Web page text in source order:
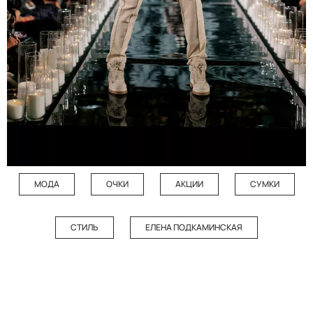
МОДА ОЧКИ АКЦИИ СУМКИ
СТИЛЬ ЕЛЕНА ПОДКАМИНСКАЯ